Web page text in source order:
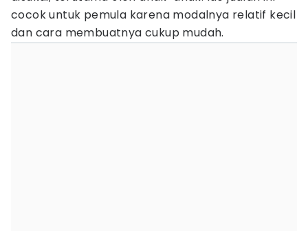
cocok untuk pemula karena modalnya relatif kecil
dan cara membuatnya cukup mudah.